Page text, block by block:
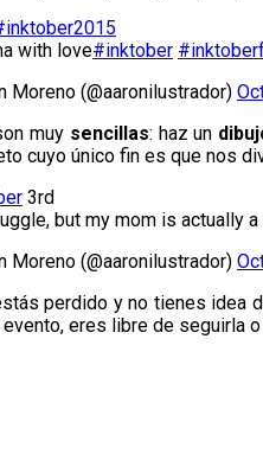
with love#inktober
Moreno (@aaronilustrador)
muy sencillas: haz un
cuyo único fin es que nos
3rd
but my mom is actually
Moreno (@aaronilustrador)
perdido y no tienes idea
eres libre de seguirla